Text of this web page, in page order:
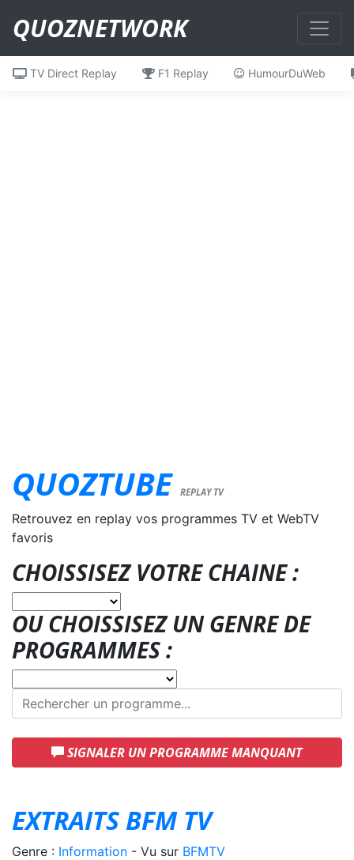
QUOZNETWORK
TV Direct Replay F1 Replay HumourDuWeb
QUOZTUBE REPLAY TV
Retrouvez en replay vos programmes TV et WebTV
favoris
CHOISSISEZ VOTRE CHAINE :
OU CHOISSISEZ UN GENRE DE
PROGRAMMES :
SIGNALER UN PROGRAMME MANQUANT
EXTRAITS BFM TV
Genre : Information - Vu sur BFMTV